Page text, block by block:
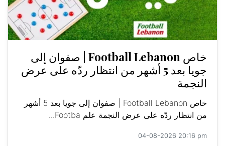
خاص Football Lebanon | صفوان إلى
جويا بعد 5 أشهر من انتظار ردّه على عرض
النجمة
خاص Football Lebanon | صفوان إلى جويا بعد 5 أشهر
من انتظار ردّه على عرض النجمة علم Footba...
04-08-2026 20:16 pm